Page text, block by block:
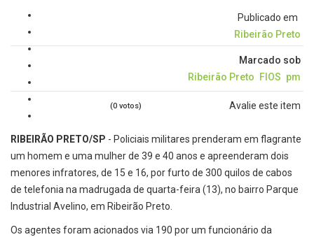
Publicado em
Ribeirão Preto
Marcado sob
Ribeirão Preto
FIOS pm
Avalie este item
(0 votos)
RIBEIRÃO PRETO/SP - Policiais militares prenderam em flagrante
um homem e uma mulher de 39 e 40 anos e apreenderam dois
menores infratores, de 15 e 16, por furto de 300 quilos de cabos
de telefonia na madrugada de quarta-feira (13), no bairro Parque
Industrial Avelino, em Ribeirão Preto.
Os agentes foram acionados via 190 por um funcionário da